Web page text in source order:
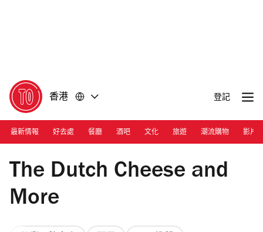
香港 登記
最新情報 好去處 餐廳 酒吧 文化 旅遊 潮流購物 影片
Photograph: TA
The Dutch Cheese and
More